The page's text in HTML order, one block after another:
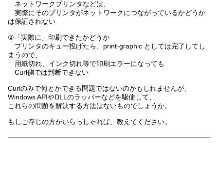
ネットワークプリンタなどは、
実際にそのプリンタがネットワークにつながっているかどうか
は保証されない
②「実際に」印刷できたかどうか
プリンタのキュー投げたら、print-graphic としては完了してし
まうので、
用紙切れ、インク切れ等で印刷エラーになっても
Curl側では判断できない
Curlのみで何とかできる問題ではないのかもしれませんが、
Windows APIやDLLのラッパーなどを駆使して、
これらの問題を解決する方法はないものでしょうか。
もしご存じの方がいらっしゃれば、教えてください。